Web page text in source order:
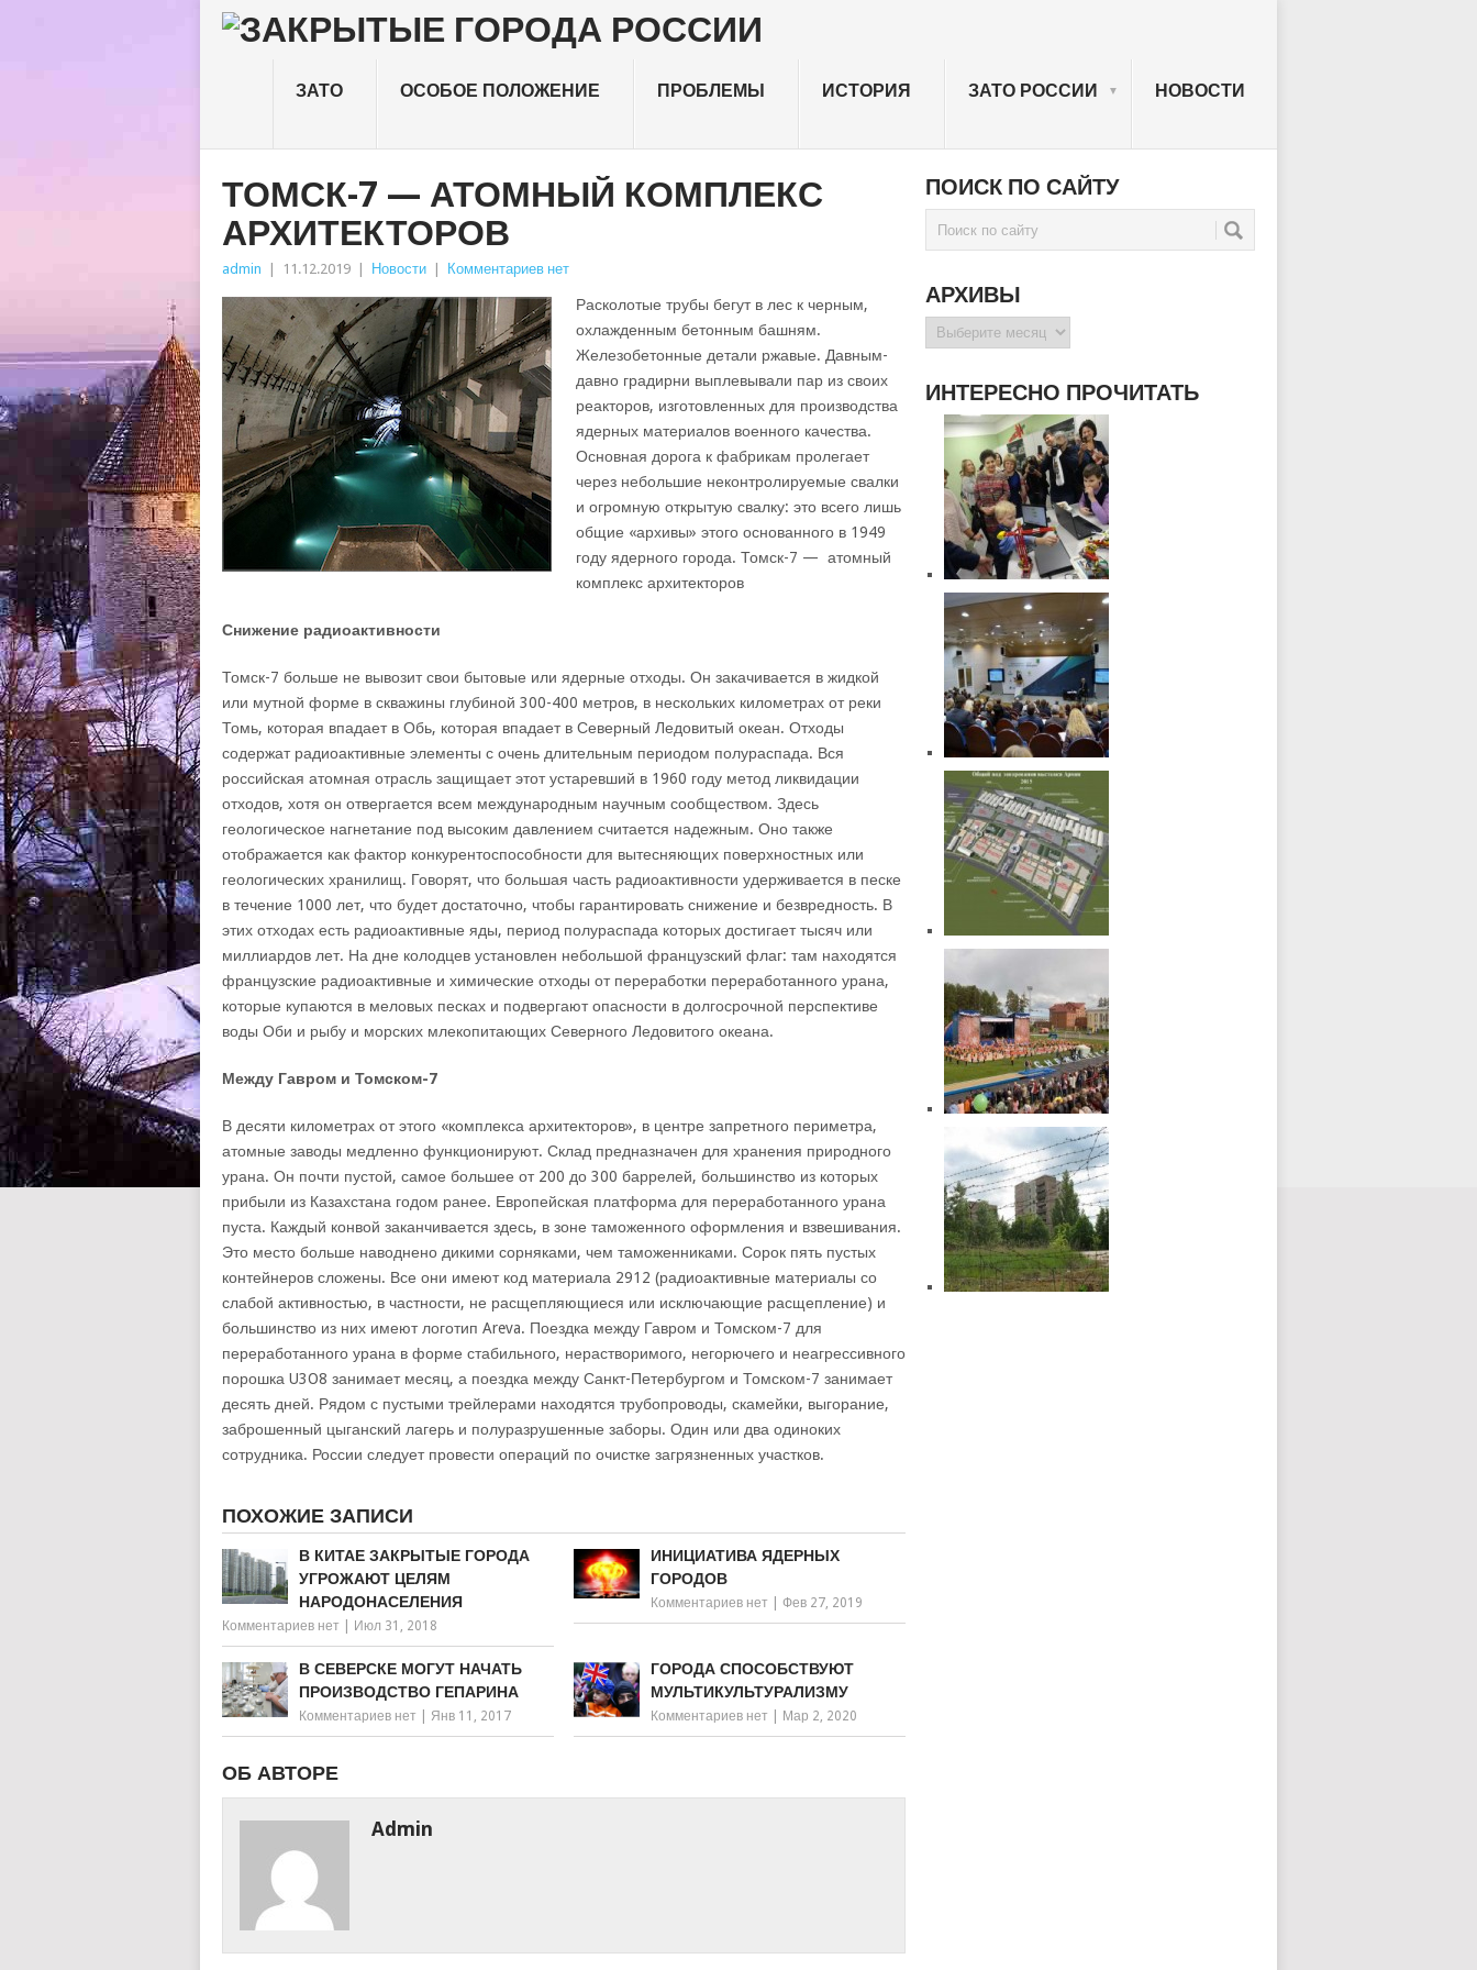
ЗАТО ОСОБОЕ ПОЛОЖЕНИЕ ПРОБЛЕМЫ ИСТОРИЯ ЗАТО РОССИИ ▼ НОВОСТИ
ТОМСК-7 — АТОМНЫЙ КОМПЛЕКС
АРХИТЕКТОРОВ
admin 11.12.2019 Новости Комментариев нет
Расколотые трубы бегут в лес к черным,
охлажденным бетонным башням.
Железобетонные детали ржавые. Давным-
давно градирни выплевывали пар из своих
реакторов, изготовленных для производства
ядерных материалов военного качества.
Основная дорога к фабрикам пролегает
через небольшие неконтролируемые свалки
и огромную открытую свалку: это всего лишь
общие «архивы» этого основанного в 1949
году ядерного города. Томск-7 — атомный
комплекс архитекторов
Снижение радиоактивности
Томск-7 больше не вывозит свои бытовые или ядерные отходы. Он закачивается в жидкой
или мутной форме в скважины глубиной 300-400 метров, в нескольких километрах от реки
Томь, которая впадает в Обь, которая впадает в Северный Ледовитый океан. Отходы
содержат радиоактивные элементы с очень длительным периодом полураспада. Вся
российская атомная отрасль защищает этот устаревший в 1960 году метод ликвидации
отходов, хотя он отвергается всем международным научным сообществом. Здесь
геологическое нагнетание под высоким давлением считается надежным. Оно также
отображается как фактор конкурентоспособности для вытесняющих поверхностных или
геологических хранилищ. Говорят, что большая часть радиоактивности удерживается в песке
в течение 1000 лет, что будет достаточно, чтобы гарантировать снижение и безвредность. В
этих отходах есть радиоактивные яды, период полураспада которых достигает тысяч или
миллиардов лет. На дне колодцев установлен небольшой французский флаг: там находятся
французские радиоактивные и химические отходы от переработки переработанного урана,
которые купаются в меловых песках и подвергают опасности в долгосрочной перспективе
воды Оби и рыбу и морских млекопитающих Северного Ледовитого океана.
Между Гавром и Томском-7
В десяти километрах от этого «комплекса архитекторов», в центре запретного периметра,
атомные заводы медленно функционируют. Склад предназначен для хранения природного
урана. Он почти пустой, самое большее от 200 до 300 баррелей, большинство из которых
прибыли из Казахстана годом ранее. Европейская платформа для переработанного урана
пуста. Каждый конвой заканчивается здесь, в зоне таможенного оформления и взвешивания.
Это место больше наводнено дикими сорняками, чем таможенниками. Сорок пять пустых
контейнеров сложены. Все они имеют код материала 2912 (радиоактивные материалы со
слабой активностью, в частности, не расщепляющиеся или исключающие расщепление) и
большинство из них имеют логотип Areva. Поездка между Гавром и Томском-7 для
переработанного урана в форме стабильного, нерастворимого, негорючего и неагрессивного
порошка U3O8 занимает месяц, а поездка между Санкт-Петербургом и Томском-7 занимает
десять дней. Рядом с пустыми трейлерами находятся трубопроводы, скамейки, выгорание,
заброшенный цыганский лагерь и полуразрушенные заборы. Один или два одиноких
сотрудника. России следует провести операций по очистке загрязненных участков.
ПОХОЖИЕ ЗАПИСИ
В КИТАЕ ЗАКРЫТЫЕ ГОРОДА
УГРОЖАЮТ ЦЕЛЯМ
НАРОДОНАСЕЛЕНИЯ
Комментариев нет Июл 31, 2018
ИНИЦИАТИВА ЯДЕРНЫХ
ГОРОДОВ
Комментариев нет |Фев 27, 2019
В СЕВЕРСКЕ МОГУТ НАЧАТЬ
ПРОИЗВОДСТВО ГЕПАРИНА
Комментариев нет Янв 11, 2017
ГОРОДА СПОСОБСТВУЮТ
МУЛЬТИКУЛЬТУРАЛИЗМУ
Комментариев нет Мар 2, 2020
ОБ АВТОРЕ
Admin
ПОИСК ПО САЙТУ
АРХИВЫ
Архивы
ИНТЕРЕСНО ПРОЧИТАТЬ